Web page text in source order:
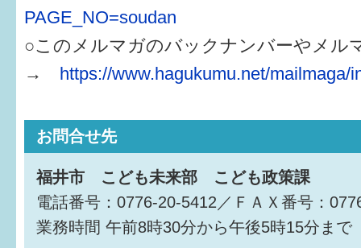
PAGE_NO=soudan
○このメルマガのバックナンバーやメル
→ https://www.hagukumu.net/mailmaga/
お問合せ先
福井市 こども未来部 こども政策課
電話番号：0776-20-5412／ＦＡＸ番号：
業務時間 午前8時30分から午後5時15分まで